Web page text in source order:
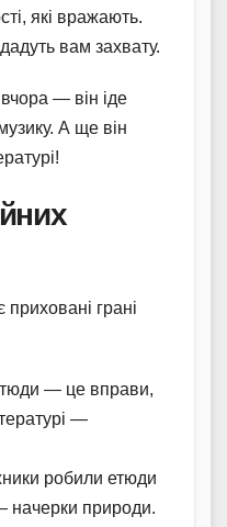
які вражають.
вам захвату.
— він іде
А ще він
грані
— це вправи,
—
робили етюди
начерки природи.